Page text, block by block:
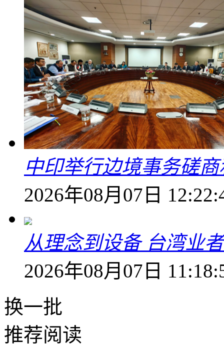
中印举行边境事务磋
2026年08月07日
从理念到设备 台湾业
2026年08月07日
换一批
推荐阅读